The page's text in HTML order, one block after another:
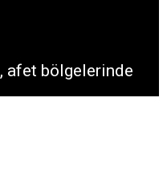
afet bölgelerinde